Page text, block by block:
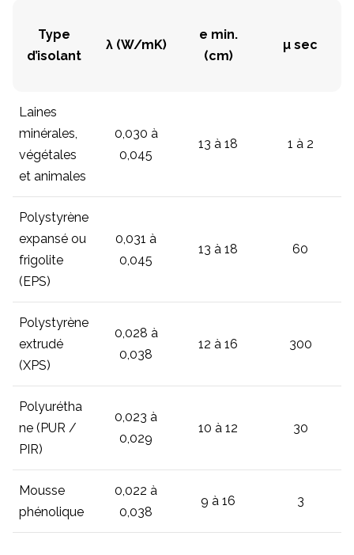
Type
d’isolant
λ (W/mK)
e min.
(cm)
µ sec
Laines
minérales,
végétales
et animales
0,030 à
0,045
13 à 18 1 à 2
Polystyrène
expansé ou
frigolite
(EPS)
0,031 à
0,045
13 à 18 60
Polystyrène
extrudé
(XPS)
0,028 à
0,038
12 à 16 300
Polyurétha
ne (PUR /
PIR)
0,023 à
0,029
10 à 12 30
Mousse
phénolique
0,022 à
0,038
9 à 16 3